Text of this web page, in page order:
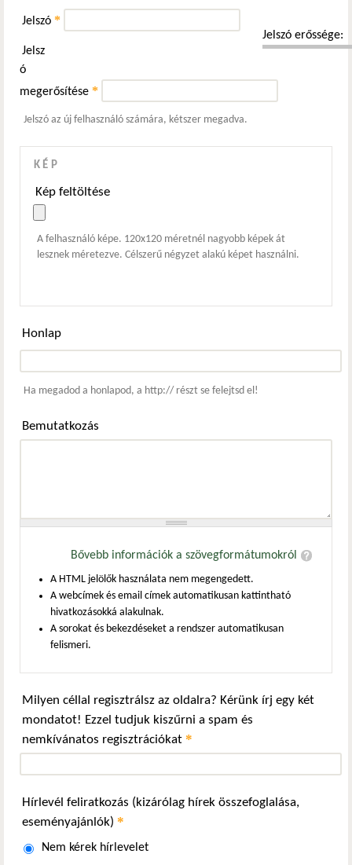
Jelszó erőssége:
Jelszó *
Jelsz
ó
megerősítése *
Jelszó az új felhasználó számára, kétszer megadva.
KÉP
Kép feltöltése
A felhasználó képe. 120x120 méretnél nagyobb képek át
lesznek méretezve. Célszerű négyzet alakú képet használni.
Honlap
Ha megadod a honlapod, a http:// részt se felejtsd el!
Bemutatkozás
Bővebb információk a szövegformátumokról
A HTML jelölők használata nem megengedett.
A webcímek és email címek automatikusan kattintható
hivatkozásokká alakulnak.
A sorokat és bekezdéseket a rendszer automatikusan
felismeri.
Milyen céllal regisztrálsz az oldalra? Kérünk írj egy két
mondatot! Ezzel tudjuk kiszűrni a spam és
nemkívánatos regisztrációkat *
Hírlevél feliratkozás (kizárólag hírek összefoglalása,
eseményajánlók) *
Nem kérek hírlevelet